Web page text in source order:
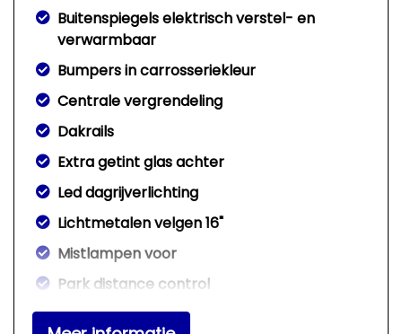
Buitenspiegels elektrisch verstel- en
verwarmbaar
Bumpers in carrosseriekleur
Centrale vergrendeling
Dakrails
Extra getint glas achter
Led dagrijverlichting
Lichtmetalen velgen 16"
Mistlampen voor
Park distance control
Interieur